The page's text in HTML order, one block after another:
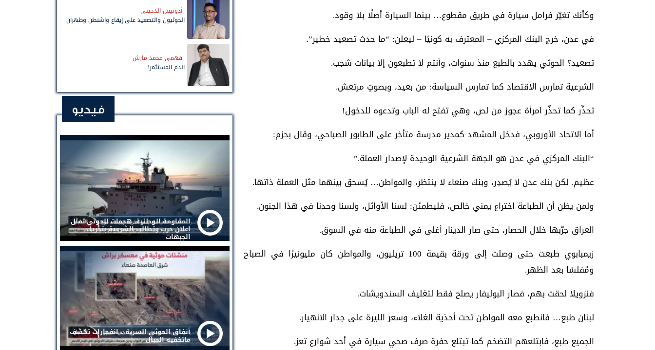
وكأنك تغيّر فرامل سيارة في طريق مقطوع… بينما السيارة أصلًا بلا وقود.
في عدن، خرج البنك المركزي – المعترف به كونيًا – ليعلن: “ما حدث تصعيد خطير”.
تصعيد؟ الحوثي يهدد بالطبع منذ سنوات، وأنتم لا تطبعون إلا بيانات شجب.
الشرعية تمارس الاقتصاد كما تمارس السياسة: من بعيد، وبصوتٍ مرتعش.
تحذّر كما تحذّر امرأة عجوز من لص، وهي تفتح له الباب وتدعوه للدخول!
أما الاتحاد الأوروبي، فدخل المشهد كمدير مدرسة متأخر على الطابور الصباحي، وقال بحزم:
“البنك المركزي في عدن هو الجهة الشرعية الوحيدة لإصدار العملة.”
عظيم. لكن بنك عدن لا يُصدِر، وبنك صنعاء لا ينتظر، والمواطن… يُسحق بينهما مثل العملة ذاتها.
ولمن يظن أن الطباعة اختراع يمني خالص، فليطمئن: لسنا الأوائل، ولسنا وحدنا في هذا الجنون.
العراق جرّبها خلال الحصار، حتى صار الدينار أغلى في الطباعة منه في السوق.
زيمبابوي طبعت حتى وصلت إلى ورقة بقيمة 100 تريليون، والمواطن كان مليونيرًا في الصباح
ومُفلسًا بعد الظهر.
فنزويلا لحقت بهم، فصار البوليفار يصلح فقط لتغليف السندويشات.
لبنان طبع… فانطبع معه المواطن تحت أحذية الغلاء، وسعر الليرة على جدار الانهيار.
الجميع طبع، فابتلعهم التضخم كما تبتلع حفرة صرف صحي سيارة في أحد شوارع تعز.
أدونيس الدخيني
الحوثيون والتصعيد على إيقاع واشنطن وطهران
فهمي محمد مارش
الدم المستثمر!
فيديو
المقاومة الوطنية: هجمات الحوثي تمثل
إعلان حرب وتطالب الشرعية بتحريك
الجبهات
أنفاق الحوثي السرية .. انفجارات تكشف
ماتخفيه الجبال